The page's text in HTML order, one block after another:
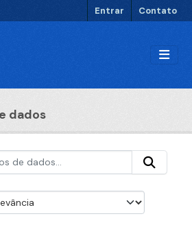
Entrar Contato
dados